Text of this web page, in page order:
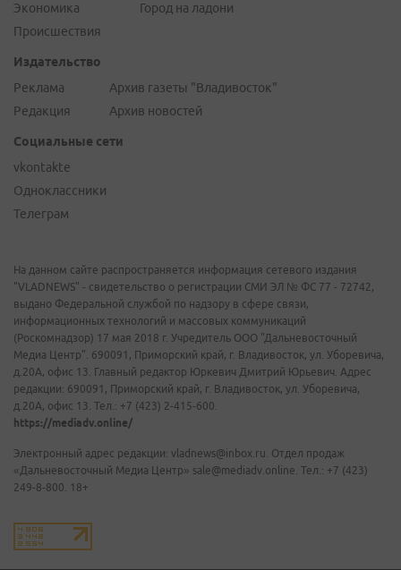
Экономика
Происшествия
Город на ладони
Издательство
Реклама
Редакция
Архив газеты "Владивосток"
Архив новостей
Социальные сети
vkontakte
Одноклассники
Телеграм
На данном сайте распространяется информация сетевого издания
"VLADNEWS" - свидетельство о регистрации СМИ ЭЛ № ФС 77 - 72742,
выдано Федеральной службой по надзору в сфере связи,
информационных технологий и массовых коммуникаций
(Роскомнадзор) 17 мая 2018 г. Учредитель ООО "Дальневосточный
Медиа Центр". 690091, Приморский край, г. Владивосток, ул. Уборевича,
д.20А, офис 13. Главный редактор Юркевич Дмитрий Юрьевич. Адрес
редакции: 690091, Приморский край, г. Владивосток, ул. Уборевича,
д.20А, офис 13. Тел.: +7 (423) 2-415-600.
https://mediadv.online/
Электронный адрес редакции: vladnews@inbox.ru. Отдел продаж
«Дальневосточный Медиа Центр» sale@mediadv.online. Тел.: +7 (423)
249-8-800. 18+